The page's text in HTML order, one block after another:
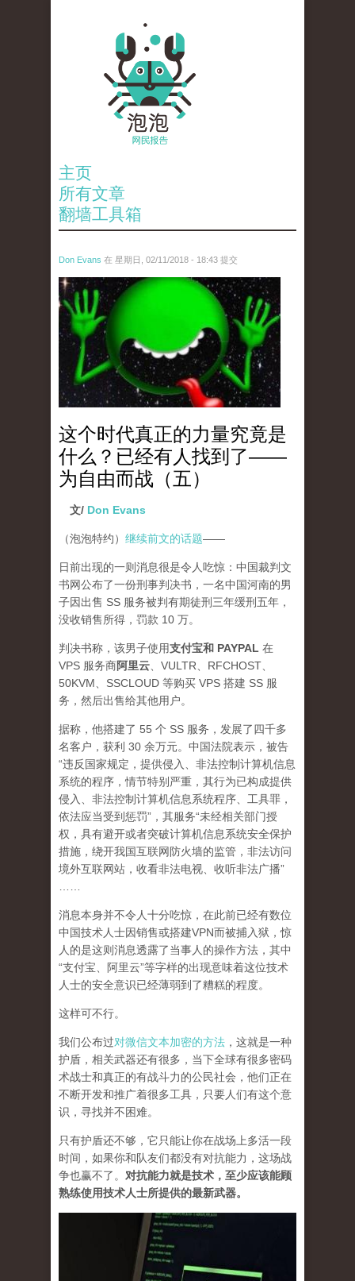
主页
所有文章
翻墙工具箱
Don Evans 在 星期日, 02/11/2018 - 18:43 提交
wechatimg1429.jpeg
这个时代真正的力量究竟是
什么？已经有人找到了——
为自由而战（五）
文/ Don Evans
（泡泡特约） 继续前文的话题——
日前出现的一则消息很是令人吃惊：中国裁判文
书网公布了一份刑事判决书，一名中国河南的男
子因出售 SS 服务被判有期徒刑三年缓刑五年，
没收销售所得，罚款 10 万。
判决书称，该男子使用支付宝和 PAYPAL 在
VPS 服务商阿里云 、VULTR、RFCHOST、
50KVM、SSCLOUD 等购买 VPS 搭建 SS 服
务，然后出售给其他用户。
据称，他搭建了 55 个 SS 服务，发展了四千多
名客户，获利 30 余万元。中国法院表示，被告
“违反国家规定，提供侵入、非法控制计算机信息
系统的程序，情节特别严重，其行为已构成提供
侵入、非法控制计算机信息系统程序、工具罪，
依法应当受到惩罚”，其服务“未经相关部门授
权，具有避开或者突破计算机信息系统安全保护
措施，绕开我国互联网防火墙的监管，非法访问
境外互联网站，收看非法电视、收听非法广播”
消息本身并不令人十分吃惊，在此前已经有数位
中国技术人士因销售或搭建VPN而被捕入狱，惊
人的是这则消息透露了当事人的操作方法，其中
“支付宝、阿里云”等字样的出现意味着这位技术
人士的安全意识已经薄弱到了糟糕的程度。
这样可不行。
我们公布过对微信文本加密的方法 ，这就是一种
护盾，相关武器还有很多，当下全球有很多密码
术战士和真正的有战斗力的公民社会，他们正在
不断开发和推广着很多工具，只要人们有这个意
识，寻找并不困难。
只有护盾还不够，它只能让你在战场上多活一段
时间，如果你和队友们都没有对抗能力，这场战
争也赢不了。 对抗能力就是技术，至少应该能顾
熟练使用技术人士所提供的最新武器。